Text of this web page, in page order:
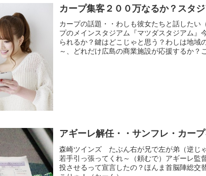
カープ集客２００万なるか？スタ
カープの話題・・わしも彼女たちと話したい
プのメインスタジアム『マツダスタジアム』
られるか？鍵はどこじゃと思う？わしは地域
～、どれだけ広島の商業施設が応援するか？
アギーレ解任・・サンフレ・カー
森崎ツインズ たぶん右が兄で左が弟（逆じ
若手引っ張ってくれ～（頼むで）アギーレ監
投させるって宣言したの？ほんま首脳陣総